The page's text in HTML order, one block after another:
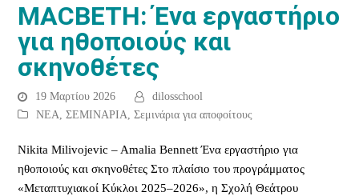
MACBETH: Ένα εργαστήριο
για ηθοποιούς και
σκηνοθέτες
19 Μαρτίου 2026
dilosschool
ΝΕΑ ,ΣΕΜΙΝΑΡΙΑ ,Σεμινάρια για αποφοίτους
Nikita Milivojevic – Amalia Bennett Ένα εργαστήριο για
ηθοποιούς και σκηνοθέτες Στο πλαίσιο του προγράμματος
«Μεταπτυχιακοί Κύκλοι 2025–2026», η Σχολή Θεάτρου